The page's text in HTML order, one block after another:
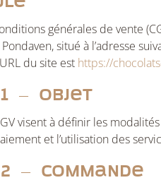
générales de vente
situé à l’adresse
du site est https://
– Objet
visent à définir les
et l’utilisation des
– Commande